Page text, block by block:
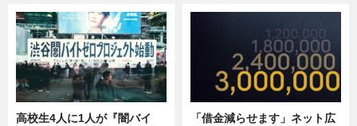
高校生4人に1人が『闇バイ
「借金減らせます」ネット広